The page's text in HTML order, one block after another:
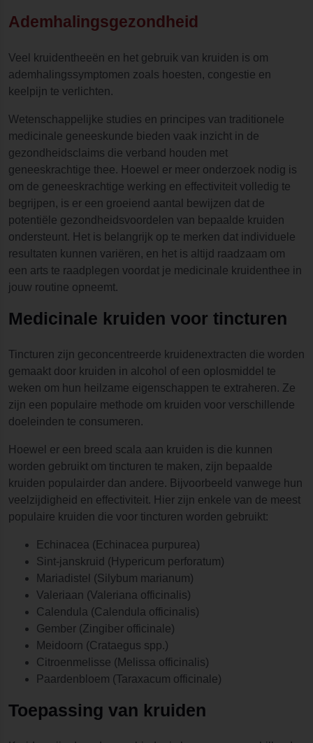
Ademhalingsgezondheid
Veel kruidentheeën en het gebruik van kruiden is om
ademhalingssymptomen zoals hoesten, congestie en
keelpijn te verlichten.
Wetenschappelijke studies en principes van traditionele
medicinale geneeskunde bieden vaak inzicht in de
gezondheidsclaims die verband houden met
geneeskrachtige thee. Hoewel er meer onderzoek nodig is
om de geneeskrachtige werking en effectiviteit volledig te
begrijpen, is er een groeiend aantal bewijzen dat de
potentiële gezondheidsvoordelen van bepaalde kruiden
ondersteunt. Het is belangrijk op te merken dat individuele
resultaten kunnen variëren, en het is altijd raadzaam om
een arts te raadplegen voordat je medicinale kruidenthee in
jouw routine opneemt.
Medicinale kruiden voor tincturen
Tincturen zijn geconcentreerde kruidenextracten die worden
gemaakt door kruiden in alcohol of een oplosmiddel te
weken om hun heilzame eigenschappen te extraheren. Ze
zijn een populaire methode om kruiden voor verschillende
doeleinden te consumeren.
Hoewel er een breed scala aan kruiden is die kunnen
worden gebruikt om tincturen te maken, zijn bepaalde
kruiden populairder dan andere. Bijvoorbeeld vanwege hun
veelzijdigheid en effectiviteit. Hier zijn enkele van de meest
populaire kruiden die voor tincturen worden gebruikt:
Echinacea (Echinacea purpurea)
Sint-janskruid (Hypericum perforatum)
Mariadistel (Silybum marianum)
Valeriaan (Valeriana officinalis)
Calendula (Calendula officinalis)
Gember (Zingiber officinale)
Meidoorn (Crataegus spp.)
Citroenmelisse (Melissa officinalis)
Paardenbloem (Taraxacum officinale)
Toepassing van kruiden